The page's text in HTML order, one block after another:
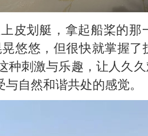
皮划艇，拿起船桨的
悠悠，但很快就掌握
种刺激与乐趣，让人久久
自然和谐共处的感觉。